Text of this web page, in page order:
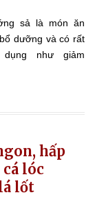
sả là món ăn
dưỡng và có rất
như giảm
hấp
lóc
lốt